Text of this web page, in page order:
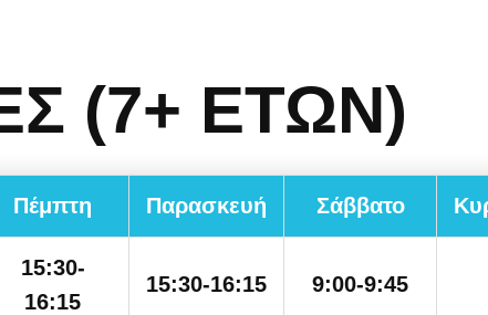
(7+ ΕΤΩΝ)
Πέμπτη Παρασκευή Σάββατο
15:30-
16:15
15:30-16:15 9:00-9:45